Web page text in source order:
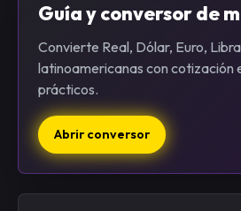
Guía y conversor de
Convierte Real, Dólar, Euro,
latinoamericanas con cotización
prácticos.
Abrir conversor